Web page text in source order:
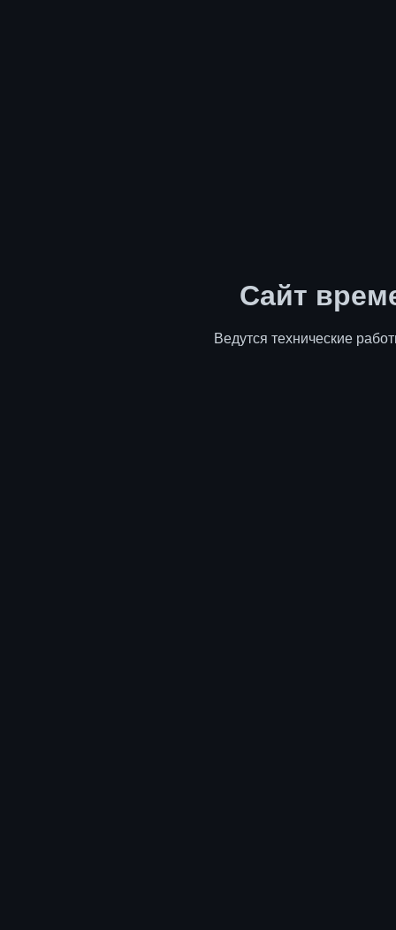
Сайт
Ведутся технические